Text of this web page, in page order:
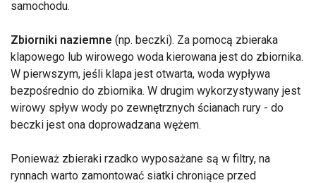
samochodu.
Zbiorniki naziemne (np. beczki). Za pomocą zbieraka
klapowego lub wirowego woda kierowana jest do zbiornika.
W pierwszym, jeśli klapa jest otwarta, woda wypływa
bezpośrednio do zbiornika. W drugim wykorzystywany jest
wirowy spływ wody po zewnętrznych ścianach rury - do
beczki jest ona doprowadzana wężem.
Ponieważ zbieraki rzadko wyposażane są w filtry, na
rynnach warto zamontować siatki chroniące przed